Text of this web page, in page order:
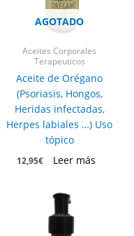
AGOTADO
Aceites Corporales
Terapeuticos
Aceite de Orégano
(Psoriasis, Hongos,
Heridas infectadas,
Herpes labiales …) Uso
tópico
12,95€ Leer más